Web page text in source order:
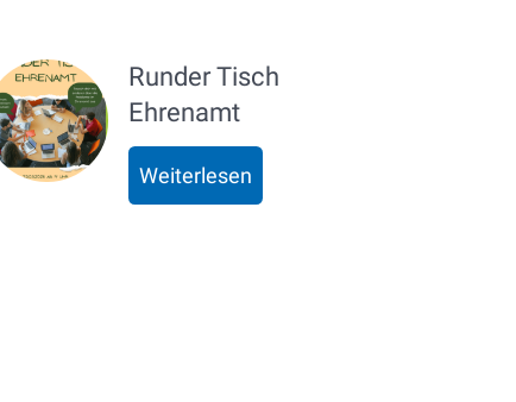
Runder Tisch
Ehrenamt
Weiterlesen